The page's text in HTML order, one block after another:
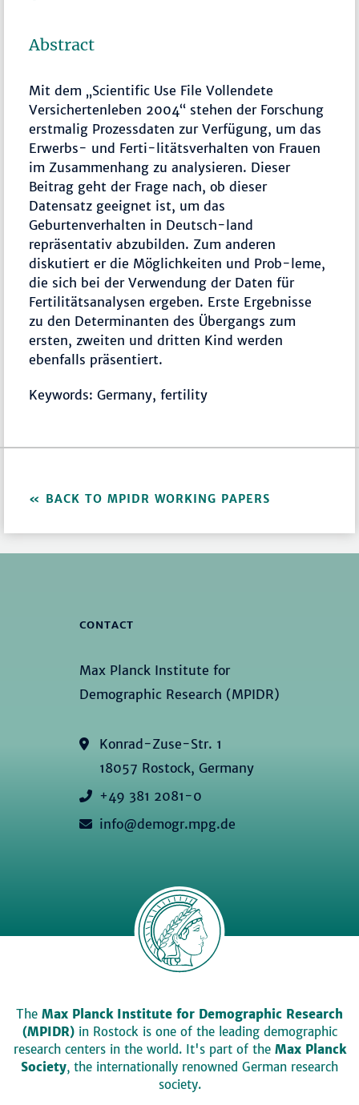
Abstract
Mit dem „Scientific Use File Vollendete
Versichertenleben 2004“ stehen der Forschung
erstmalig Prozessdaten zur Verfügung, um das
Erwerbs- und Ferti-litätsverhalten von Frauen
im Zusammenhang zu analysieren. Dieser
Beitrag geht der Frage nach, ob dieser
Datensatz geeignet ist, um das
Geburtenverhalten in Deutsch-land
repräsentativ abzubilden. Zum anderen
diskutiert er die Möglichkeiten und Prob-leme,
die sich bei der Verwendung der Daten für
Fertilitätsanalysen ergeben. Erste Ergebnisse
zu den Determinanten des Übergangs zum
ersten, zweiten und dritten Kind werden
ebenfalls präsentiert.
Keywords: Germany, fertility
BACK TO MPIDR WORKING PAPERS
CONTACT
Max Planck Institute for
Demographic Research (MPIDR)
Konrad-Zuse-Str. 1
18057 Rostock, Germany
+49 381 2081-0
info@demogr.mpg.de
The Max Planck Institute for Demographic Research
(MPIDR)in Rostock is one of the leading demographic
research centers in the world. It's part of the Max Planck
Society, the internationally renowned German research
society.